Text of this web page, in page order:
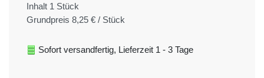
Inhalt 1 Stück
Grundpreis 8,25 € / Stück
Sofort versandfertig, Lieferzeit 1 - 3 Tage